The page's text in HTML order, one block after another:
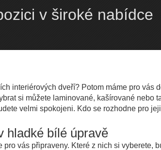
v široké nabídce
interiérových dveří? Potom máme pro vás
si můžete laminované, kašírované nebo
velmi spokojeni. Kdo se rozhodne pro
hladké bílé úpravě
pro vás připraveny. Které z nich si vyberete,